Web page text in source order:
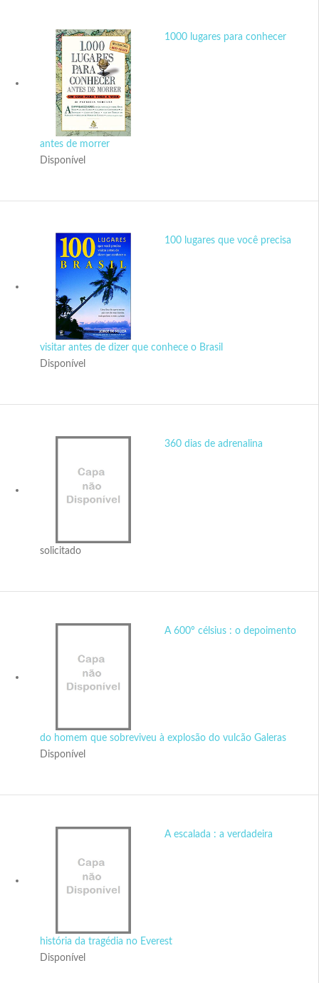
1000 lugares para conhecer
antes de morrer
Disponível
100 lugares que você precisa
visitar antes de dizer que conhece o Brasil
Disponível
360 dias de adrenalina
solicitado
A 600º célsius : o depoimento
do homem que sobreviveu à explosão do vulcão Galeras
Disponível
A escalada : a verdadeira
história da tragédia no Everest
Disponível